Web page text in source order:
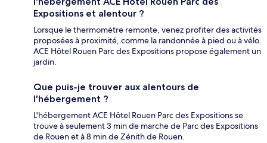
Expositions et alentour ?
Lorsque le thermomètre remonte, venez profiter des activités
proposées à proximité, comme la randonnée à pied ou à vélo.
ACE Hôtel Rouen Parc des Expositions propose également un
jardin.
Que puis-je trouver aux alentours de
l'hébergement ?
L'hébergement ACE Hôtel Rouen Parc des Expositions se
trouve à seulement 3 min de marche de Parc des Expositions
de Rouen et à 8 min de Zénith de Rouen.